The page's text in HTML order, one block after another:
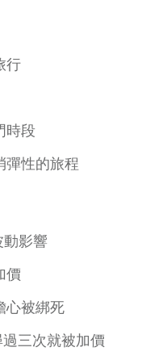
行
時段
彈性的旅程
影響
價
心被綁死
三次就被加價